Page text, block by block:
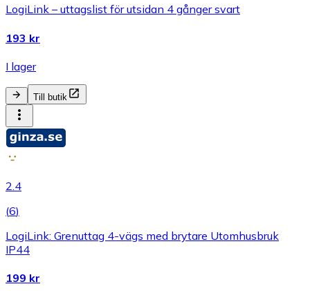
LogiLink – uttagslist för utsidan 4 gånger svart
193 kr
I lager
Till butik
2.4
(6)
LogiLink: Grenuttag 4-vägs med brytare Utomhusbruk
IP44
199 kr